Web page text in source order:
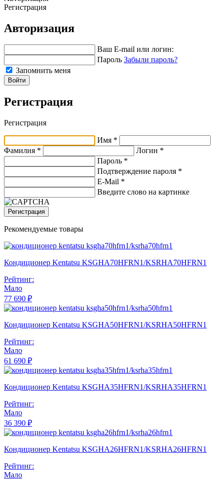
Регистрация
Авторизация
Ваш E-mail или логин:
Пароль Забыли пароль?
Запомнить меня
Войти
Регистрация
Регистрация
Имя *
Фамилия *
Логин *
Пароль *
Подтверждение пароля *
E-Mail *
Введите слово на картинке
Регистрация
Рекомендуемые товары
Кондиционер Kentatsu KSGHA70HFRN1/KSRHA70HFRN1
Рейтинг:
Мало
77 690 ₽
Кондиционер Kentatsu KSGHA50HFRN1/KSRHA50HFRN1
Рейтинг:
Мало
61 690 ₽
Кондиционер Kentatsu KSGHA35HFRN1/KSRHA35HFRN1
Рейтинг:
Мало
36 390 ₽
Кондиционер Kentatsu KSGHA26HFRN1/KSRHA26HFRN1
Рейтинг:
Мало